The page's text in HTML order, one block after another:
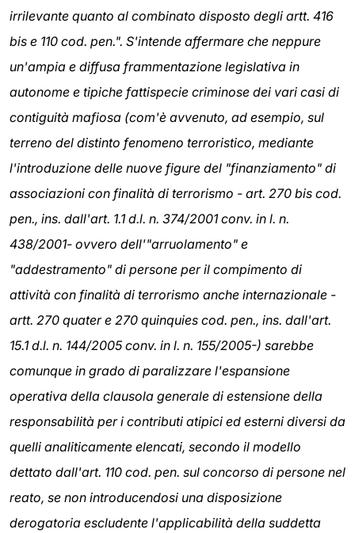
irrilevante quanto al combinato disposto degli artt. 416
bis e 110 cod. pen.". S'intende affermare che neppure
un'ampia e diffusa frammentazione legislativa in
autonome e tipiche fattispecie criminose dei vari casi di
contiguità mafiosa (com'è avvenuto, ad esempio, sul
terreno del distinto fenomeno terroristico, mediante
l'introduzione delle nuove figure del "finanziamento" di
associazioni con finalità di terrorismo - art. 270 bis cod.
pen., ins. dall'art. 1.1 d.l. n. 374/2001 conv. in l. n.
438/2001- ovvero dell'"arruolamento" e
"addestramento" di persone per il compimento di
attività con finalità di terrorismo anche internazionale -
artt. 270 quater e 270 quinquies cod. pen., ins. dall'art.
15.1 d.l. n. 144/2005 conv. in l. n. 155/2005-) sarebbe
comunque in grado di paralizzare l'espansione
operativa della clausola generale di estensione della
responsabilità per i contributi atipici ed esterni diversi da
quelli analiticamente elencati, secondo il modello
dettato dall'art. 110 cod. pen. sul concorso di persone nel
reato, se non introducendosi una disposizione
derogatoria escludente l'applicabilità della suddetta